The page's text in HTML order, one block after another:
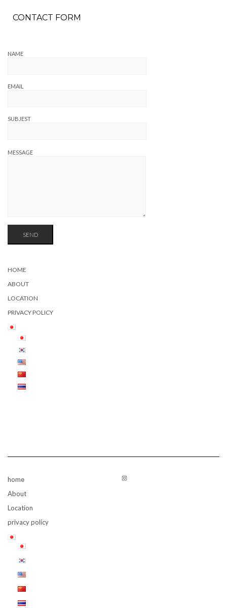
CONTACT FORM
NAME
EMAIL
SUBJEST
MESSAGE
HOME
ABOUT
LOCATION
PRIVACY POLICY
home
About
Location
privacy policy
Instagram